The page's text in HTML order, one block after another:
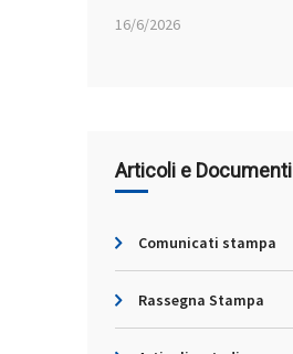
16/6/2026
Articoli e Documenti
Comunicati stampa
Rassegna Stampa